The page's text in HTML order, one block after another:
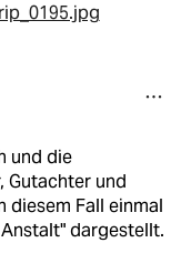
und die
Gutachter und
diesem Fall einmal
dargestellt.